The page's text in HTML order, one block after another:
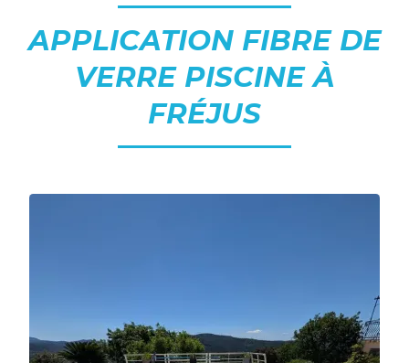
APPLICATION FIBRE DE
VERRE PISCINE À
FRÉJUS